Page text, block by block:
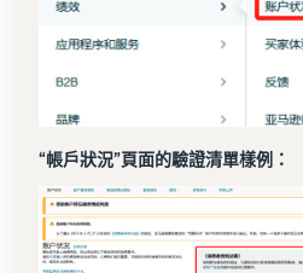
“帳戶狀況”頁面的驗證清單樣例：